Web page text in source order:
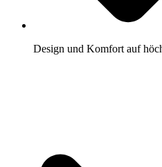
Design und Komfort auf